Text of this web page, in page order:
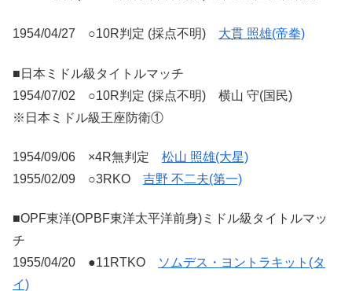
1954/04/27 ○10R判定 (採点不明) 大貫 照雄(帝拳)
■日本ミドル級タイトルマッチ
1954/07/02 ○10R判定 (採点不明) 横山 守(国民)
※日本ミドル級王座防衛①
1954/09/06 ×4R無判定 松山 照雄(大星)
1955/02/09 ○3RKO 吉野 不二夫(第一)
■OPF東洋(OPBF東洋太平洋前身)ミドル級タイトルマッ
チ
1955/04/20 ●11RTKO
ソムデス・ヨントラキット(タ
イ)